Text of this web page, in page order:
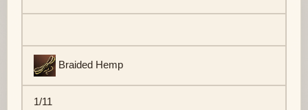
Braided Hemp
1/11